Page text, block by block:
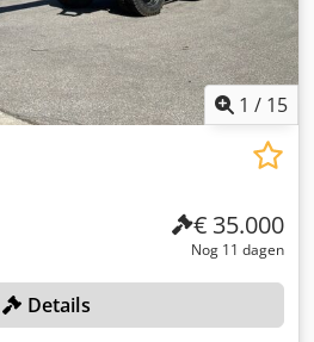
1 / 15
€ 35.000
Nog 11 dagen
Details